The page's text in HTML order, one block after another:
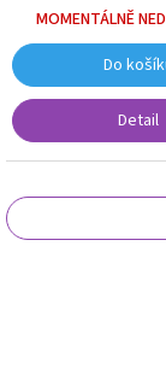
MOMENTÁLNĚ
Do
Detail